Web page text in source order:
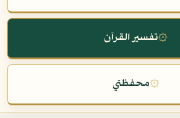
۞تفسير القرآن
۞محفظتي